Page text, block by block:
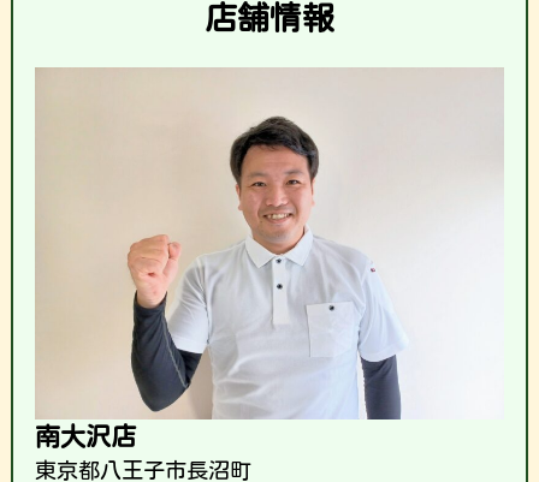
店舗情報
南大沢店
東京都八王子市長沼町